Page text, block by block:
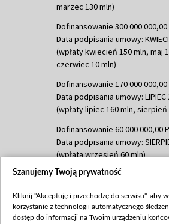
marzec 130 mln)
Dofinansowanie 300 000 000,00
Data podpisania umowy:
(wpłaty kwiecień 150 mln, maj
czerwiec 10 mln)
Dofinansowanie 170 000 000,00
Data podpisania umowy: LIPIEC
(wpłaty lipiec 160 mln, sierpień
Dofinansowanie 60 000 000,00
Data podpisania umowy:
(wpłata wrzesień 60 mln)
Dofinansowanie 635 783 051,21
(wpłata wrzesień 100 mln,
mln, listopad 265 mln)
Szanujemy Twoją prywatność
Kliknij "Akceptuję i przechodzę do serwisu", aby
korzystanie z technologii automatycznego
dostęp do informacji na Twoim urządzeniu